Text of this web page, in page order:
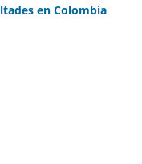
en Colombia